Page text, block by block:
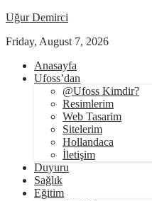
Uğur Demirci
Friday, August 7, 2026
Anasayfa
Ufoss’dan
@Ufoss Kimdir?
Resimlerim
Web Tasarim
Sitelerim
Hollandaca
İletişim
Duyuru
Sağlık
Eğitim